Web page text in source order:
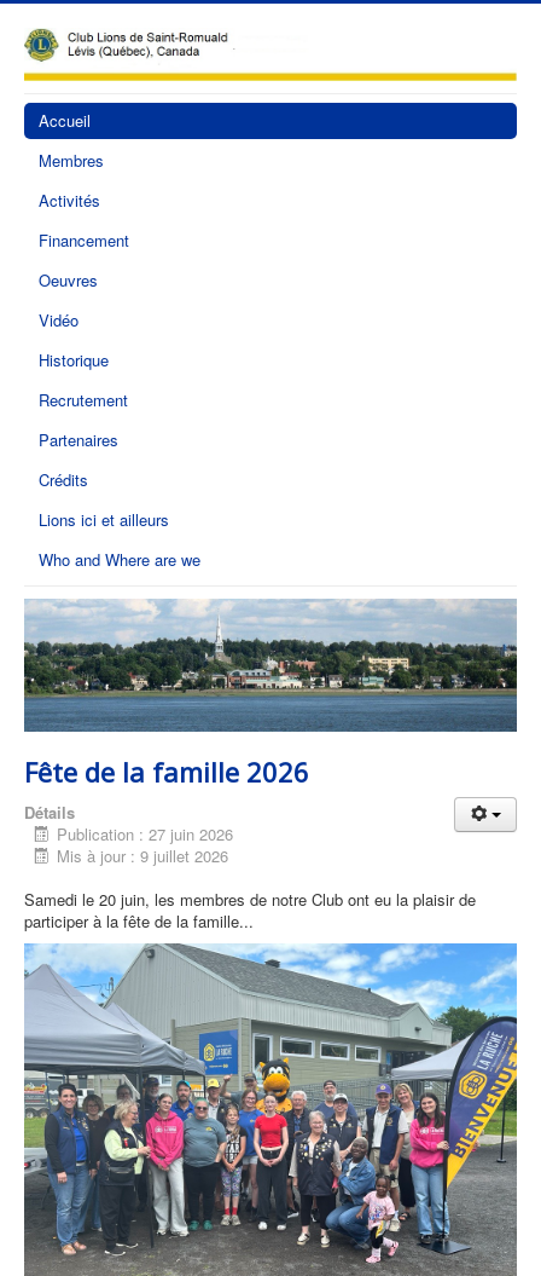
Accueil
Membres
Activités
Financement
Oeuvres
Vidéo
Historique
Recrutement
Partenaires
Crédits
Lions ici et ailleurs
Who and Where are we
Fête de la famille 2026
Détails
Publication : 27 juin 2026
Mis à jour : 9 juillet 2026
Samedi le 20 juin, les membres de notre Club ont eu la plaisir de
participer à la fête de la famille...